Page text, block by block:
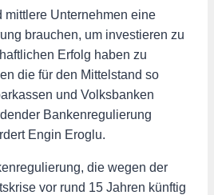
mittlere Unternehmen eine
brauchen, um investieren zu
Erfolg haben zu
die für den Mittelstand so
und Volksbanken
Bankenregulierung
Engin Eroglu.
die wegen der
vor rund 15 Jahren künftig